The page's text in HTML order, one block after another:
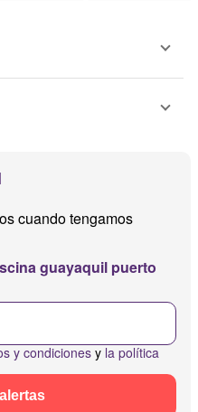
cuando tengamos
guayaquil puerto
y condiciones y la política